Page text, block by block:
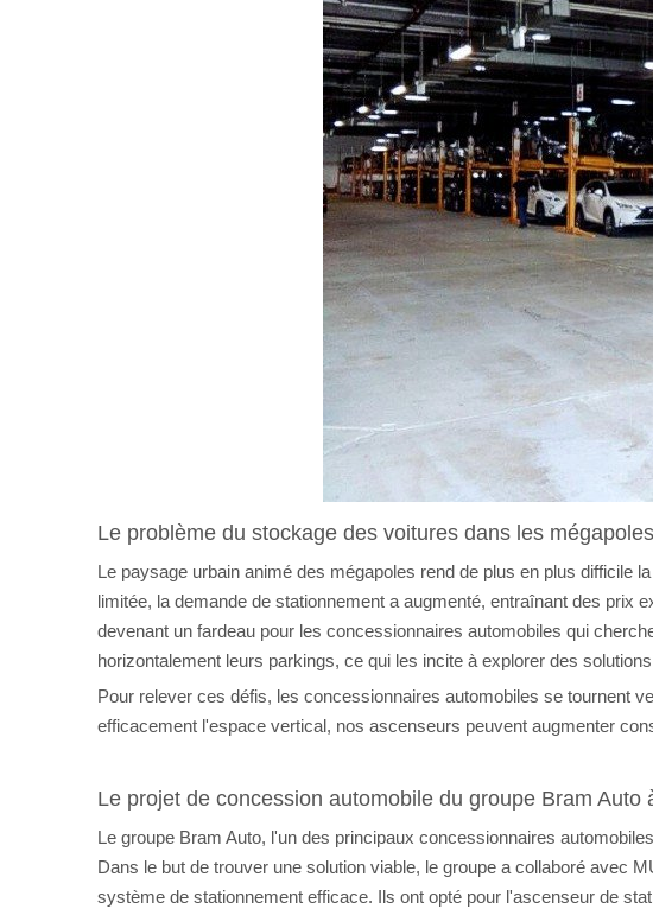
Le problème du stockage des voitures dans les mégapoles
Le paysage urbain animé des mégapoles rend de plus en plus difficile
limitée, la demande de stationnement a augmenté, entraînant des prix
devenant un fardeau pour les concessionnaires automobiles qui
horizontalement leurs parkings, ce qui les incite à explorer des
Pour relever ces défis, les concessionnaires automobiles se tournent
efficacement l'espace vertical, nos ascenseurs peuvent augmenter
Le projet de concession automobile du groupe Bram Auto
Le groupe Bram Auto, l'un des principaux concessionnaires
Dans le but de trouver une solution viable, le groupe a collaboré avec
système de stationnement efficace. Ils ont opté pour l'ascenseur de